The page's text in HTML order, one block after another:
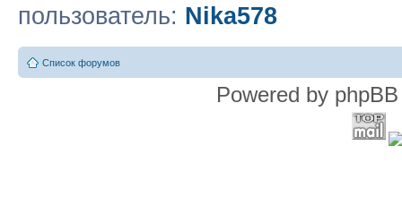
пользователь: Nika578
Список форумов
Powered by